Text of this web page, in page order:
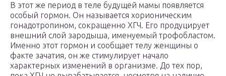
В этот же период в теле будущей мамы появляется
особый гормон. Он называется хорионическим
гонадотропином, сокращенно ХГЧ. Его продуцирует
внешний слой зародыша, именуемый трофобластом.
Именно этот гормон и сообщает телу женщины о
факте зачатия, он же стимулирует начало
характерных изменений в организме. До тех пор,